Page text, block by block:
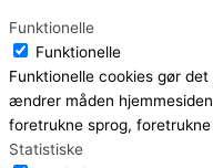
Funktionelle
Funktionelle
Funktionelle cookies gør
ændrer måden
foretrukne sprog,
Statistiske